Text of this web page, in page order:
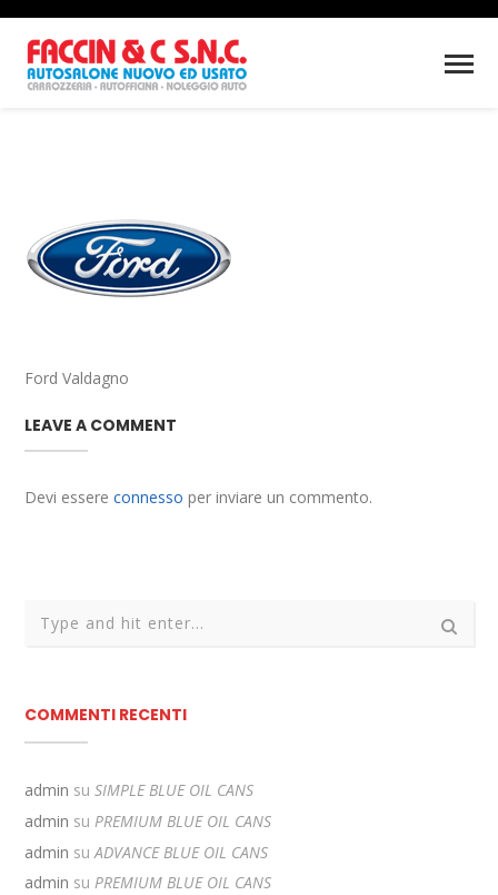
Ford Valdagno
LEAVE A COMMENT
Devi essereconnesso per inviare un commento.
COMMENTI RECENTI
admin suSIMPLE BLUE OIL CANS
admin suPREMIUM BLUE OIL CANS
admin suADVANCE BLUE OIL CANS
admin suPREMIUM BLUE OIL CANS